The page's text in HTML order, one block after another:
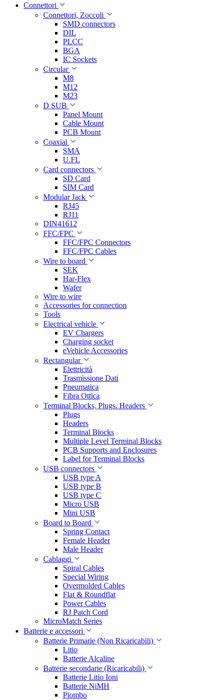
Connettori
Connettori, Zoccoli
SMD connectors
DIL
PLCC
BGA
IC Sockets
Circular
M8
M12
M23
D SUB
Panel Mount
Cable Mount
PCB Mount
Coaxial
SMA
U.FL
Card connectors
SD Card
SIM Card
Modular Jack
RJ45
RJ11
DIN41612
FFC/FPC
FFC/FPC Connectors
FFC/FPC Cables
Wire to board
SEK
Har-Flex
Wafer
Wire to wire
Accessories for connection
Tools
Electrical vehicle
EV Chargers
Charging socket
eVehicle Accessories
Rectangular
Elettricità
Trasmissione Dati
Pneumatica
Fibra Ottica
Terminal Blocks, Plugs. Headers
Plugs
Headers
Terminal Blocks
Multiple Level Terminal Blocks
PCB Supports and Enclosures
Label for Terminal Blocks
USB connectors
USB type A
USB type B
USB type C
Micro USB
Mini USB
Board to Board
Spring Contact
Female Header
Male Header
Cablaggi
Spiral Cables
Special Wiring
Overmolded Cables
Flat & Roundflat
Power Cables
RJ Patch Cord
MicroMatch Series
Batterie e accessori
Batterie Primarie (Non Ricaricabili)
Litio
Batterie Alcaline
Batterie secondarie (Ricaricabili)
Batterie Litio Ioni
Batterie NiMH
Piombo